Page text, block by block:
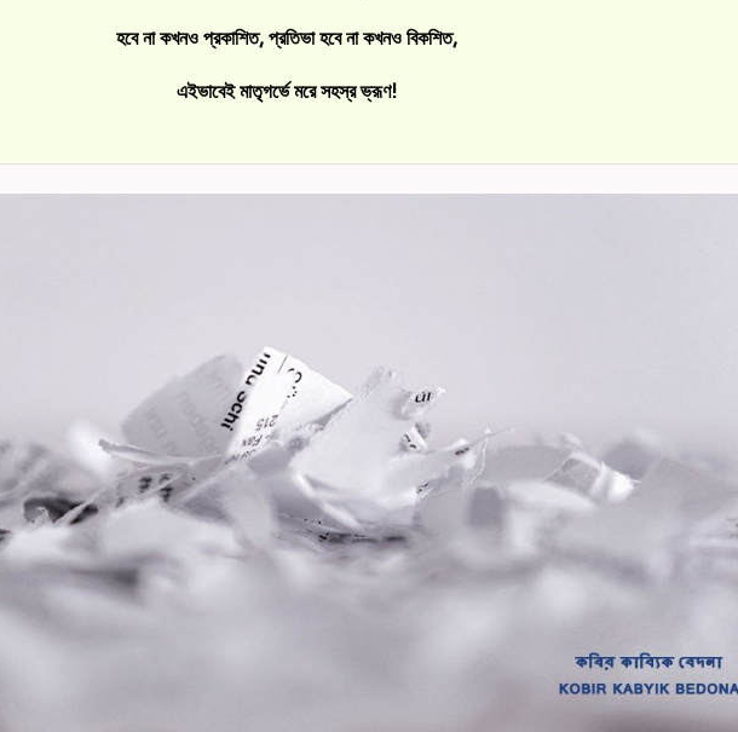
হবে না কখনও প্রকাশিত, প্রতিভা হবে না কখনও বিকশিত,
এইভাবেই মাতৃগর্ভে মরে সহস্র ভ্রূণ!